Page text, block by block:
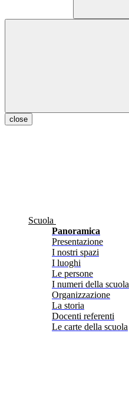
close
Scuola
Panoramica
Presentazione
I nostri spazi
I luoghi
Le persone
I numeri della scuola
Organizzazione
La storia
Docenti referenti
Le carte della scuola